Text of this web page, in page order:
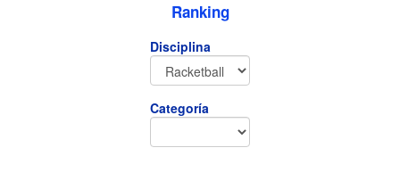
Ranking
Disciplina
Categoría